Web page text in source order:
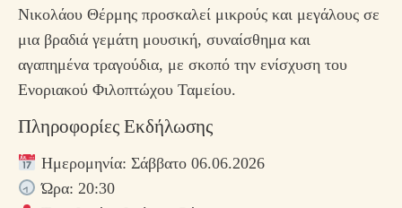
Νικολάου Θέρμης προσκαλεί μικρούς και μεγάλους σε
μια βραδιά γεμάτη μουσική, συναίσθημα και
αγαπημένα τραγούδια, με σκοπό την ενίσχυση του
Ενοριακού Φιλοπτώχου Ταμείου.
Πληροφορίες Εκδήλωσης
Ημερομηνία: Σάββατο 06.06.2026
Ώρα: 20:30